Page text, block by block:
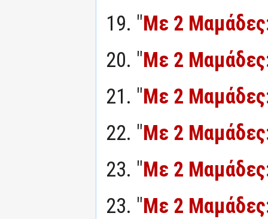
19. "Με 2
20. "Με 2
21. "Με 2
22. "Με 2
23. "Με 2
23. "Με 2